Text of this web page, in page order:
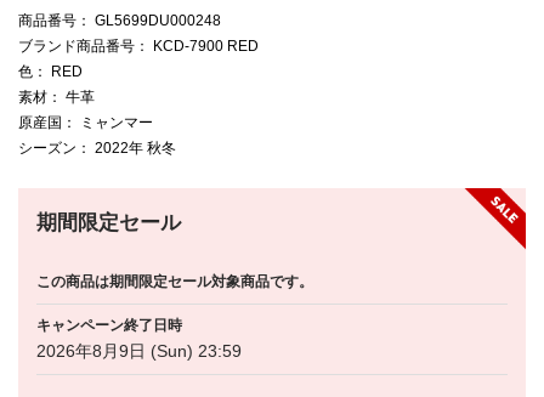
商品番号 ： GL5699DU000248
ブランド商品番号 ： KCD-7900 RED
色 ： RED
素材 ： 牛革
原産国 ： ミャンマー
シーズン ： 2022年 秋冬
期間限定セール
この商品は期間限定セール対象商品です。
キャンペーン終了日時
2026年8月9日 (Sun) 23:59